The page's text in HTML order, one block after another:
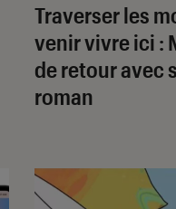
Traverser les
venir vivre ici :
de retour avec
roman